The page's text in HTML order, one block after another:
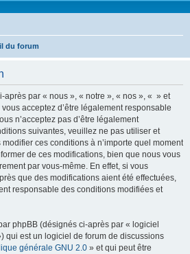
du forum
après par « nous », « notre », « nos », « » et
acceptez d’être légalement responsable
n’acceptez pas d’être légalement
suivantes, veuillez ne pas utiliser et
ces conditions à n’importe quel moment
de ces modifications, bien que nous vous
par vous-même. En effet, si vous
que des modifications aient été effectuées,
responsable des conditions modifiées et
phpBB (désignés ci-après par « logiciel
qui est un logiciel de forum de discussions
générale GNU 2.0 » et qui peut être